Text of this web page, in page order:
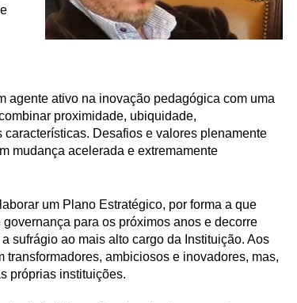
agente ativo na inovação pedagógica com uma
proximidade, ubiquidade,
Desafios e valores plenamente
mudança acelerada e extremamente
um Plano Estratégico, por forma a que
para os próximos anos e decorre
sufrágio ao mais alto cargo da Instituição. Aos
ambiciosos e inovadores, mas,
próprias instituições.